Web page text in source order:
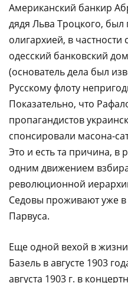
Американский банкир
дядя Льва Троцкого,
олигархией, в
одесский банковский
(основатель дела был
Русскому флоту
Показательно, что
пропагандистов
спонсировали масона-
Это и есть та причина, в
одним движением
революционной
Седовы проживают уже
Парвуса.
Еще одной вехой в жизни
Базель в августе 1903
августа 1903 г. в